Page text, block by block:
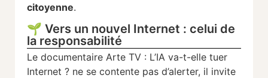
citoyenne.
🌱 Vers un nouvel Internet : celui de
la responsabilité
Le documentaire Arte TV : L’IA va-t-elle tuer
Internet ? ne se contente pas d’alerter, il invite